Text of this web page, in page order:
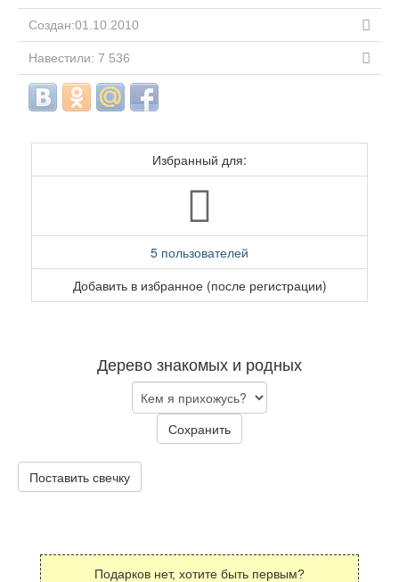
Создан:01.10.2010
Навестили: 7 536
Избранный для:
5 пользователей
Добавить в избранное (после регистрации)
Дерево знакомых и родных
Сохранить
Поставить свечку
Подарков нет, хотите быть первым?